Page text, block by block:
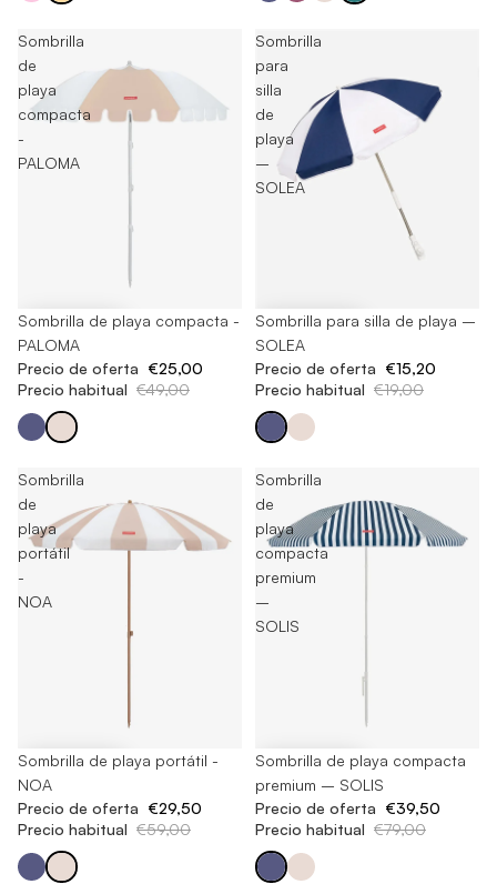
Sombrilla
de
playa
compacta
-
PALOMA
-48%
Sombrilla de playa compacta -
PALOMA
Precio de oferta €25,00
Precio habitual €49,00
Sombrilla
para
silla
de
playa
–
SOLEA
-20%
Sombrilla para silla de playa –
SOLEA
Precio de oferta €15,20
Precio habitual €19,00
Sombrilla
de
playa
portátil
-
NOA
-50%
Sombrilla de playa portátil -
NOA
Precio de oferta €29,50
Precio habitual €59,00
Sombrilla
de
playa
compacta
premium
–
SOLIS
-50%
Sombrilla de playa compacta
premium – SOLIS
Precio de oferta €39,50
Precio habitual €79,00